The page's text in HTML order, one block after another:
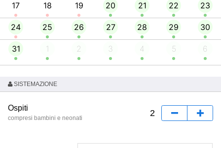
17 18 19 20 21 22 23
24 25 26 27 28 29 30
31 1 2 3 4 5 6
SISTEMAZIONE
Ospiti
compresi bambini e neonati